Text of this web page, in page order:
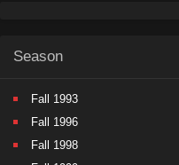
Season
Fall 1993
Fall 1996
Fall 1998